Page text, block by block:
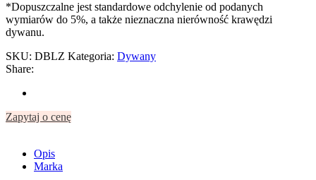
*Dopuszczalne jest standardowe odchylenie od podanych
wymiarów do 5%, a także nieznaczna nierówność krawędzi
dywanu.
SKU: DBLZ Kategoria: Dywany
Share:
Zapytaj o cenę
Opis
Marka